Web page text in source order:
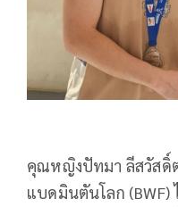
คุณหญิงปัทมา ลีสวัสดิ์
แบดมินตันโลก (BWF)